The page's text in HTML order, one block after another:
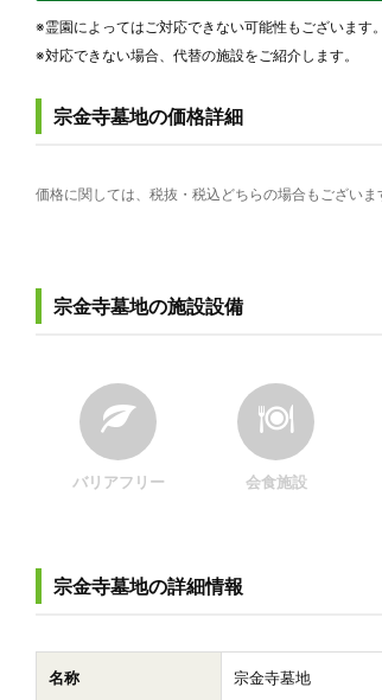
※霊園によってはご対応できない可能性もございます
※対応できない場合、代替の施設をご紹介します。
宗金寺墓地の価格詳細
価格に関しては、税抜・税込どちらの場合もござい
宗金寺墓地の施設設備
バリアフリー 会食施設
宗金寺墓地の詳細情報
名称 宗金寺墓地